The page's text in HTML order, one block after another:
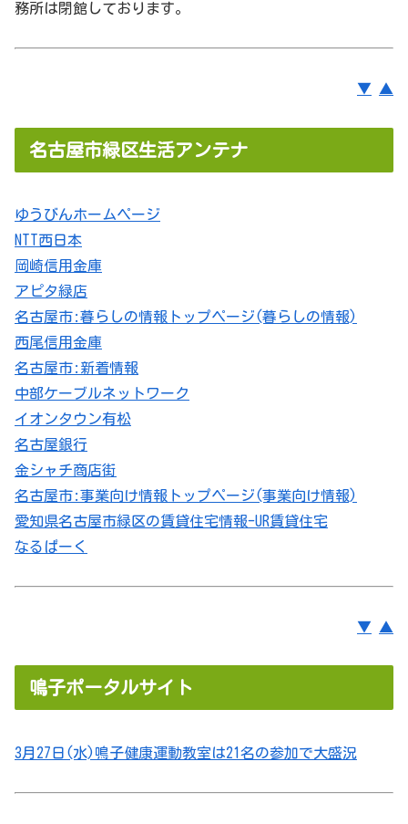
務所は閉館しております。
▼ ▲
名古屋市緑区生活アンテナ
ゆうびんホームページ
NTT西日本
岡崎信用金庫
アピタ緑店
名古屋市:暮らしの情報トップページ(暮らしの情報)
西尾信用金庫
名古屋市:新着情報
中部ケーブルネットワーク
イオンタウン有松
名古屋銀行
金シャチ商店街
名古屋市:事業向け情報トップページ(事業向け情報)
愛知県名古屋市緑区の賃貸住宅情報-UR賃貸住宅
なるぱーく
▼ ▲
鳴子ポータルサイト
3月27日(水)鳴子健康運動教室は21名の参加で大盛況